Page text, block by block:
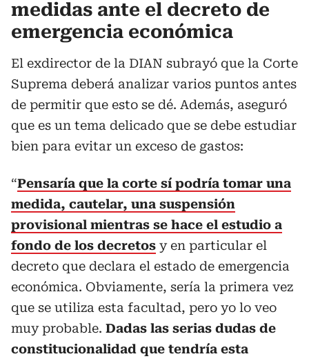
medidas ante el decreto de
emergencia económica
El exdirector de la DIAN subrayó que la Corte
Suprema deberá analizar varios puntos antes
de permitir que esto se dé. Además, aseguró
que es un tema delicado que se debe estudiar
bien para evitar un exceso de gastos:
“Pensaría que la corte sí podría tomar una
medida, cautelar, una suspensión
provisional mientras se hace el estudio a
fondo de los decretos y en particular el
decreto que declara el estado de emergencia
económica. Obviamente, sería la primera vez
que se utiliza esta facultad, pero yo lo veo
muy probable. Dadas las serias dudas de
constitucionalidad que tendría esta